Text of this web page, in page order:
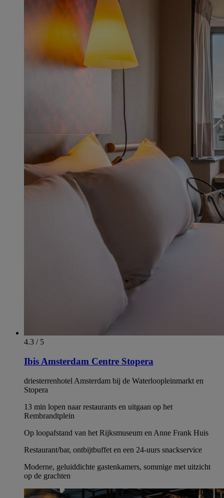
4.3 / 5
Ibis Amsterdam Centre Stopera
driesterrenhotel Amsterdam bij de Waterloopleinmarkt en
Stopera
13 min lopen naar restaurants en uitgaan op het
Rembrandtplein
Op loopafstand van het Rijksmuseum en Anne Frank Huis
Restaurant/bar, ontbijtbuffet en een 24-uurs snackservice
Moderne, geluiddichte gastenkamers, sommige met uitzicht
op de grachten